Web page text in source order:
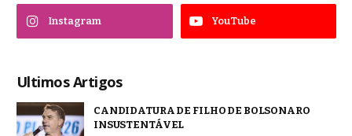
Instagram YouTube
Ultimos Artigos
CANDIDATURA DE FILHO DE BOLSONARO
INSUSTENTÁVEL